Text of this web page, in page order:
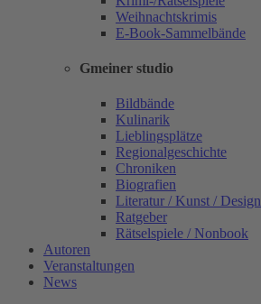
Weihnachtskrimis
E-Book-Sammelbände
Gmeiner studio
Bildbände
Kulinarik
Lieblingsplätze
Regionalgeschichte
Chroniken
Biografien
Literatur / Kunst / Design
Ratgeber
Rätselspiele / Nonbook
Autoren
Veranstaltungen
News